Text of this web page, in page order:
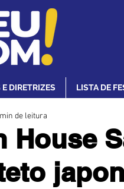
DIRETRIZES LISTA DE
House
de leitura